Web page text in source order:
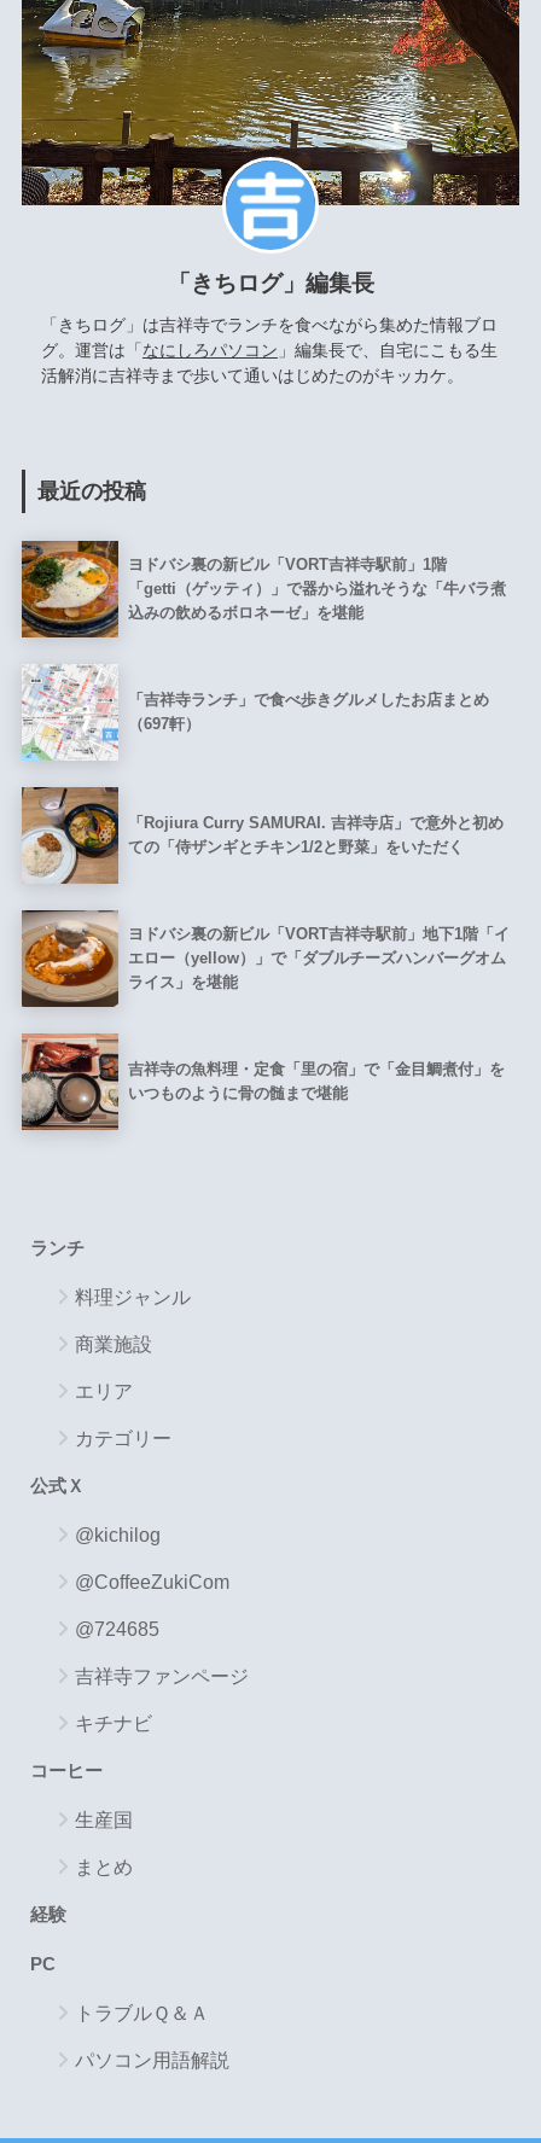
「きちログ」編集長
「きちログ」は吉祥寺でランチを食べながら集めた情報ブロ
グ。運営は「 なにしろパソコン 」編集長で、自宅にこもる生
活解消に吉祥寺まで歩いて通いはじめたのがキッカケ。
最近の投稿
ヨドバシ裏の新ビル「VORT吉祥寺駅前」1階
「getti（ゲッティ）」で器から溢れそうな「牛バラ煮
込みの飲めるボロネーゼ」を堪能
「吉祥寺ランチ」で食べ歩きグルメしたお店まとめ
（697軒）
「Rojiura Curry SAMURAI. 吉祥寺店」で意外と初め
ての「侍ザンギとチキン1/2と野菜」をいただく
ヨドバシ裏の新ビル「VORT吉祥寺駅前」地下1階「イ
エロー（yellow）」で「ダブルチーズハンバーグオム
ライス」を堪能
吉祥寺の魚料理・定食「里の宿」で「金目鯛煮付」を
いつものように骨の髄まで堪能
ランチ
料理ジャンル
商業施設
エリア
カテゴリー
公式Ｘ
@kichilog
@CoffeeZukiCom
@724685
吉祥寺ファンページ
キチナビ
コーヒー
生産国
まとめ
経験
PC
トラブルＱ＆Ａ
パソコン用語解説